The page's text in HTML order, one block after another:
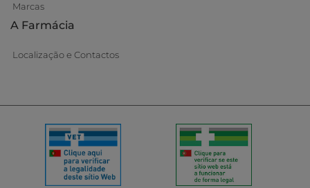
Marcas
A Farmácia
Localização e Contactos